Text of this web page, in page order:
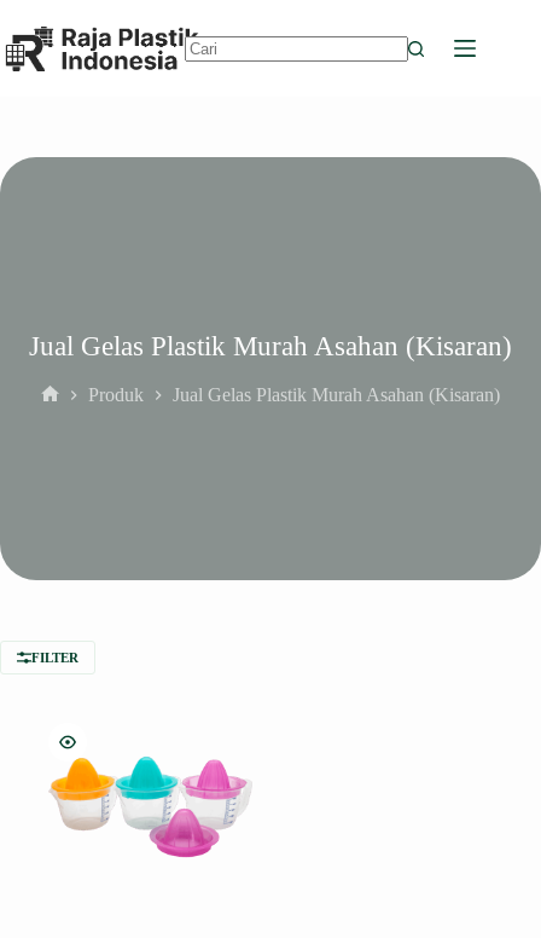
to
content
Jual Gelas Plastik Murah Asahan (Kisaran)
Produk Jual Gelas Plastik Murah Asahan (Kisaran)
FILTER